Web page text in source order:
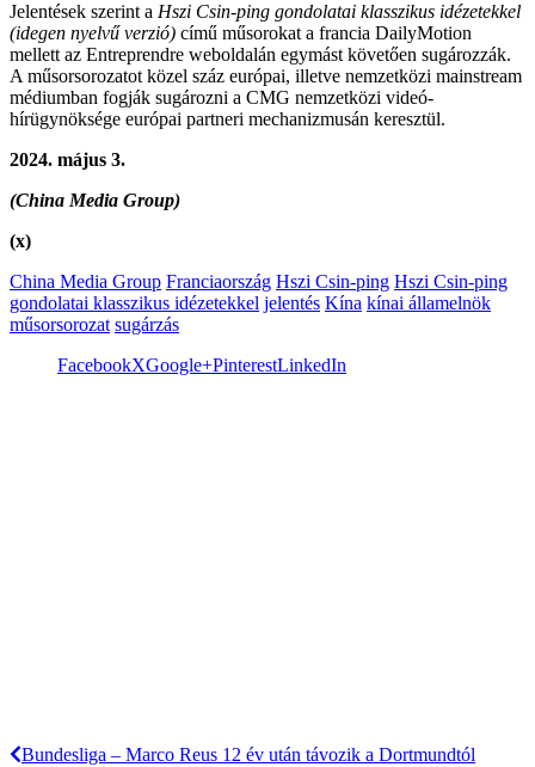
Jelentések szerint a Hszi Csin-ping gondolatai klasszikus idézetekkel
(idegen nyelvű verzió) című műsorokat a francia DailyMotion
mellett az Entreprendre weboldalán egymást követően sugározzák.
A műsorsorozatot közel száz európai, illetve nemzetközi mainstream
médiumban fogják sugározni a CMG nemzetközi videó-
hírügynöksége európai partneri mechanizmusán keresztül.
2024. május 3.
(China Media Group)
(x)
China Media Group Franciaország Hszi Csin-ping Hszi Csin-ping
gondolatai klasszikus idézetekkel jelentés Kína kínai államelnök
műsorsorozat sugárzás
FacebookXGoogle+PinterestLinkedIn
Bundesliga – Marco Reus 12 év után távozik a Dortmundtól